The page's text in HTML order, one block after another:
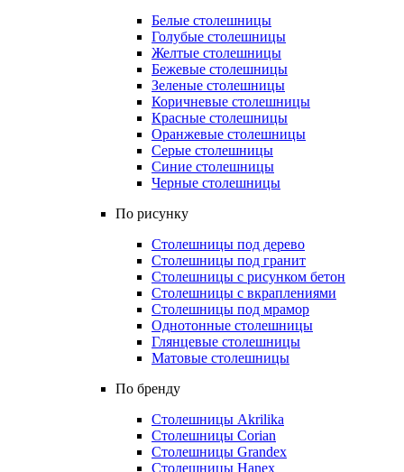
Белые столешницы
Голубые столешницы
Желтые столешницы
Бежевые столешницы
Зеленые столешницы
Коричневые столешницы
Красные столешницы
Оранжевые столешницы
Серые столешницы
Синие столешницы
Черные столешницы
По рисунку
Столешницы под дерево
Столешницы под гранит
Столешницы с рисунком бетон
Столешницы с вкраплениями
Столешницы под мрамор
Однотонные столешницы
Глянцевые столешницы
Матовые столешницы
По бренду
Столешницы Akrilika
Столешницы Corian
Столешницы Grandex
Столешницы Hanex